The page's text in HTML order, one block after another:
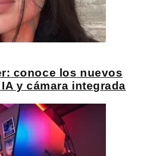
conoce los nuevos
y cámara integrada